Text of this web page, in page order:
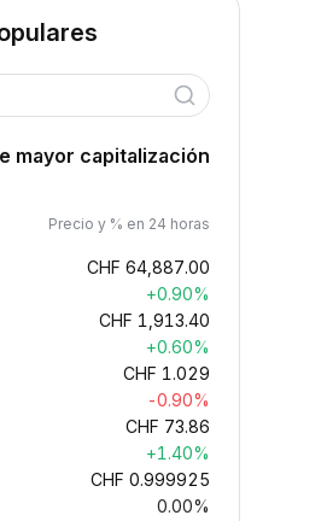
mayor capitalización
Precio y % en 24 horas
CHF 64,887.00
+0.90%
CHF 1,913.40
+0.60%
CHF 1.029
-0.90%
CHF 73.86
+1.40%
CHF 0.999925
0.00%